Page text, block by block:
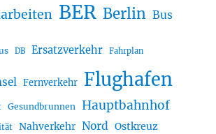
BER Berlin Bus
DB Ersatzverkehr Fahrplan
Fernverkehr Flughafen
Gesundbrunnen Hauptbahnhof
Nahverkehr Nord Ostkreuz